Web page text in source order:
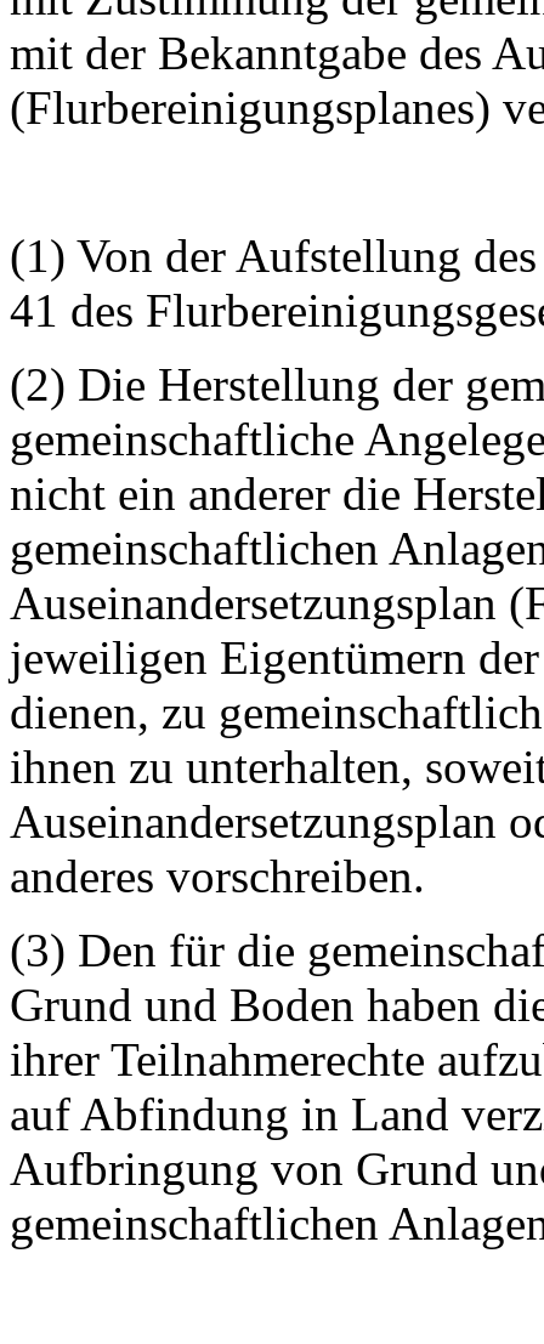
mit der Bekanntgabe des
(Flurbereinigungsplanes)
(1) Von der Aufstellung
41 des
(2) Die Herstellung der
gemeinschaftliche
nicht ein anderer die
gemeinschaftlichen
Auseinandersetzungsplan
jeweiligen Eigentümern
dienen, zu
ihnen zu unterhalten,
Auseinandersetzungsplan
anderes vorschreiben.
(3) Den für die
Grund und Boden haben
ihrer Teilnahmerechte
auf Abfindung in Land
Aufbringung von Grund
gemeinschaftlichen